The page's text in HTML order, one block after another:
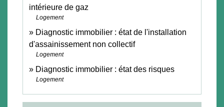
intérieure de gaz
Logement
Diagnostic immobilier : état de l'installation
d'assainissement non collectif
Logement
Diagnostic immobilier : état des risques
Logement